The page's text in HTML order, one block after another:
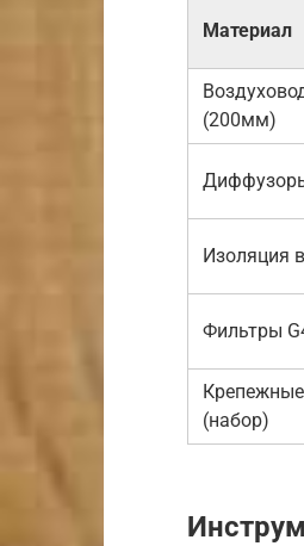
Материал
(200мм)
Изоляция
Фильтры
(набор)